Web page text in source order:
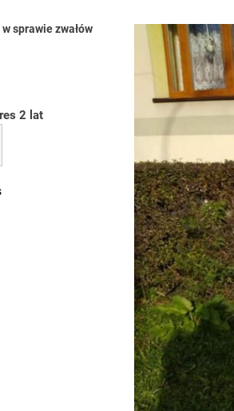
Uwaga Dębieńsko – woda nieprzydatna do
Dość komentowania kolejnych afer w
sprawie zwałów
2 lat